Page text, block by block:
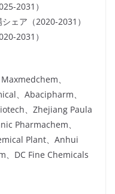
2031）
ェア（2020-2031）
2031）
、
、Abacipharm、
、Zhejiang Paula
Pharmachem、
Plant、Anhui
、DC Fine Chemicals